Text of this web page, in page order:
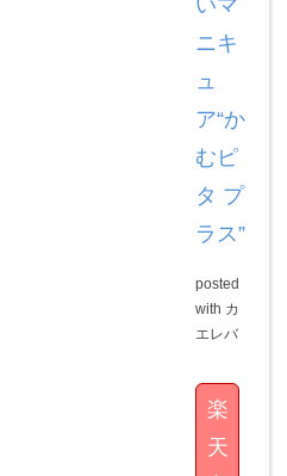
いマ
ニキ
ュ
ア“か
むピ
タ プ
ラス”
posted
with カ
エレバ
楽
天